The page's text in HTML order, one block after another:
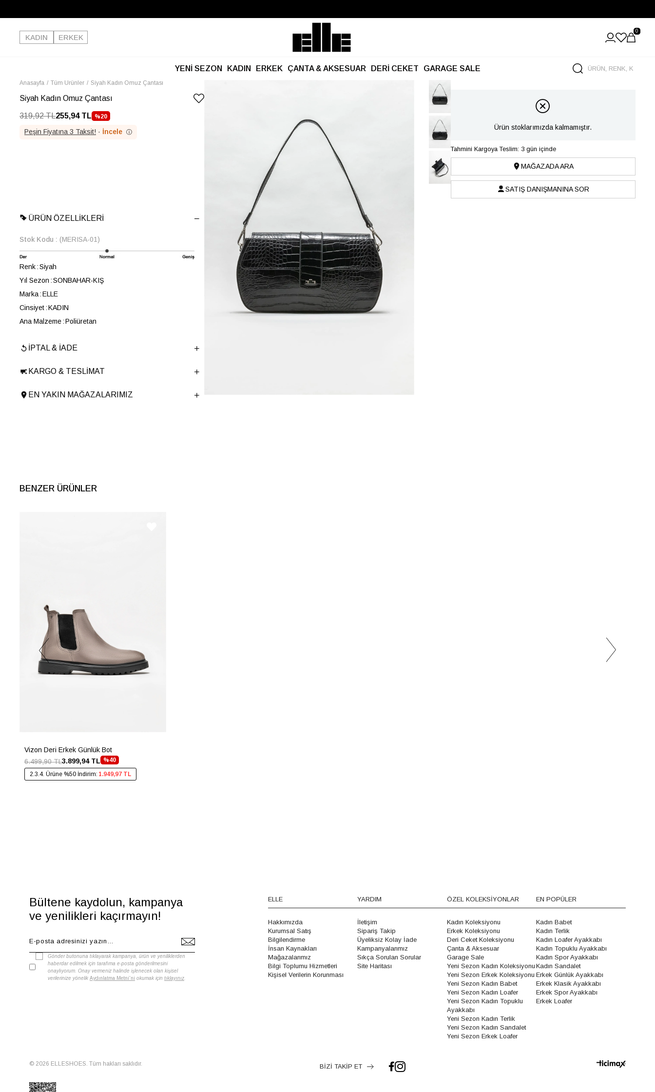
Kargo Ücretsiz!
KADIN
ERKEK
0
YENİ SEZON KADIN ERKEK ÇANTA & AKSESUAR DERİ CEKET GARAGE SALE
Anasayfa Tüm Ürünler Siyah Kadın Omuz Çantası
Siyah Kadın Omuz Çantası
319,92 TL255,94 TL %20
İNDIRIM
Peşin Fiyatına 3 Taksit! · İncele ⓘ
ÜRÜN ÖZELLIKLERI
Stok Kodu (MERISA-01)
Renk Siyah
Yıl Sezon SONBAHAR-KIŞ
Marka ELLE
Cinsiyet KADIN
Ana Malzeme Poliüretan
En
30 cm
Derinlik
6 cm
Ürün Cinsi
Omuz Çantası
İPTAL & İADE
KARGO & TESLIMAT
EN YAKIN MAĞAZALARIMIZ
Ürün stoklarımızda kalmamıştır.
Tahmini Kargoya Teslim: 3 gün içinde
MAĞAZADA ARA
SATIŞ DANIŞMANINA SOR
BENZER ÜRÜNLER
Vizon Deri Erkek Günlük Bot
%40
3.899,94 TL
6.499,90 TL
2.3.4. Ürüne %50 İndirim: 1.949,97 TL
Bültene kaydolun, kampanya
ve yenilikleri kaçırmayın!
Gönder butonuna tıklayarak kampanya, ürün ve yeniliklerden
haberdar edilmek için tarafıma e-posta gönderilmesini
onaylıyorum. Onay vermeniz halinde işlenecek olan kişisel
verilerinize yönelik Aydınlatma Metni'ni okumak için tıklayınız
ELLE
Hakkımızda
Kurumsal Satış
Bilgilendirme
İnsan Kaynakları
Mağazalarımız
Bilgi Toplumu Hizmetleri
Kişisel Verilerin Korunması
YARDIM
İletişim
Sipariş Takip
Üyeliksiz Kolay İade
Kampanyalarımız
Sıkça Sorulan Sorular
Site Haritası
ÖZEL KOLEKSİYONLAR
Kadın Koleksiyonu
Erkek Koleksiyonu
Deri Ceket Koleksiyonu
Çanta & Aksesuar
Garage Sale
Yeni Sezon Kadın Koleksiyonu
Yeni Sezon Erkek Koleksiyonu
Yeni Sezon Kadın Babet
Yeni Sezon Kadın Loafer
Yeni Sezon Kadın Topuklu
Ayakkabı
Yeni Sezon Kadın Terlik
Yeni Sezon Kadın Sandalet
Yeni Sezon Erkek Loafer
EN POPÜLER
Kadın Babet
Kadın Terlik
Kadın Loafer Ayakkabı
Kadın Topuklu Ayakkabı
Kadın Spor Ayakkabı
Kadın Sandalet
Erkek Günlük Ayakkabı
Erkek Klasik Ayakkabı
Erkek Spor Ayakkabı
Erkek Loafer
© 2026 ELLESHOES. Tüm hakları saklıdır. BİZİ TAKİP ET